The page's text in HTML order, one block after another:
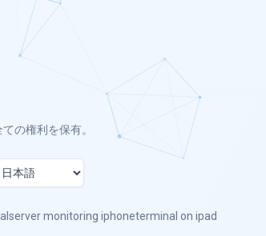
ての権利を保有。
server monitoring iphoneterminal on ipad